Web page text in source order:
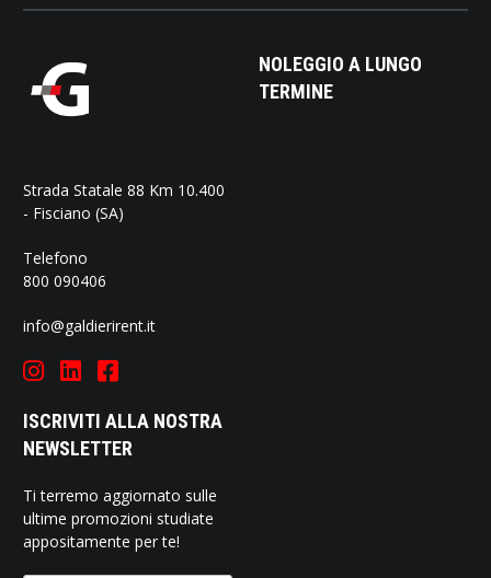
Strada Statale 88 Km 10.400
- Fisciano (SA)
Telefono
800 090406
info@galdierirent.it
ISCRIVITI ALLA NOSTRA
NEWSLETTER
Ti terremo aggiornato sulle
ultime promozioni studiate
appositamente per te!
NOLEGGIO A LUNGO
TERMINE